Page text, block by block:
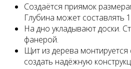
Создаётся приямок
Глубина может составлять
На дно укладывают доски.
фанерой.
Щит из дерева
создать надёжную